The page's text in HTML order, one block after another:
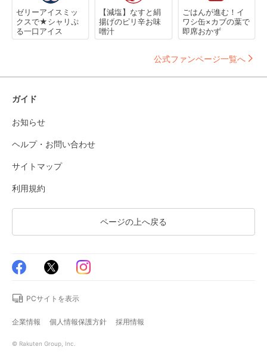
ゼリーアイスミッ
クスで★シャリぷ
る一口アイス
【減塩】なすと絹
揚げのピリ辛お味
噌汁
ごはんが進む！イ
ワシ缶×カブの葉で
即席おかず
公式ファンページ一覧へ
ガイド
お知らせ
ヘルプ・お問い合わせ
サイトマップ
利用規約
ページの上へ戻る
PCサイトを表示
企業情報 個人情報保護方針 採用情報
© Rakuten Group, Inc.